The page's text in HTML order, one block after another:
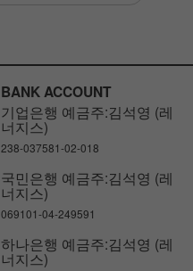
BANK ACCOUNT
기업은행 예금주:김석영 (레
너지스)
238-037581-02-018
국민은행 예금주:김석영 (레
너지스)
069101-04-249591
하나은행 예금주:김석영 (레
너지스)